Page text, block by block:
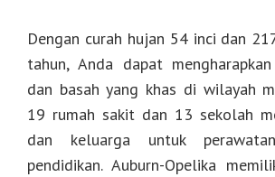
Dengan curah hujan 54 inci dan
tahun, Anda dapat
dan basah yang khas di wilayah
19 rumah sakit dan 13 sekolah
dan keluarga untuk
pendidikan. Auburn-Opelika